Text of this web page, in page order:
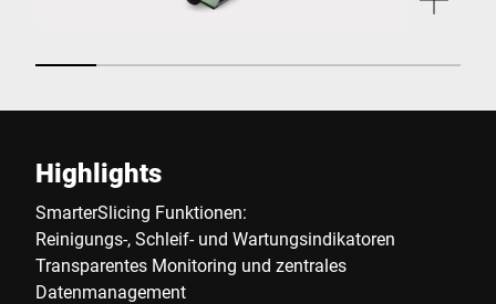
Highlights
SmarterSlicing Funktionen:
Reinigungs-, Schleif- und Wartungsindikatoren
Transparentes Monitoring und zentrales
Datenmanagement